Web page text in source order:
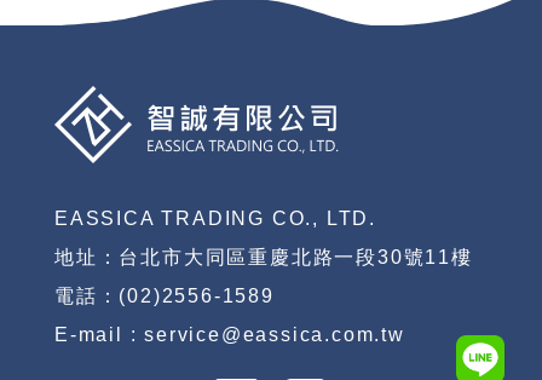
EASSICA TRADING CO., LTD.
地址：台北市大同區重慶北路一段30號11樓
電話：(02)2556-1589
E-mail : service@eassica.com.tw